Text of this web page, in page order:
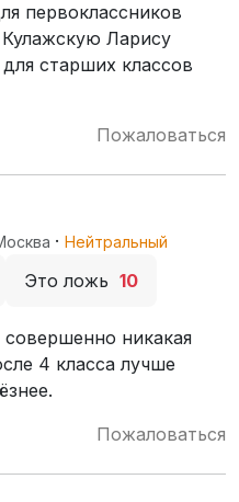
первоклассников
Ларису
старших классов
Пожаловаться
· Нейтральный
Это ложь 10
совершенно никакая
4 класса лучше
Пожаловаться